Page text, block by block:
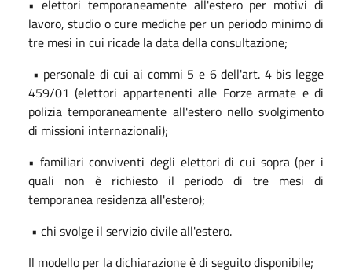
• elettori temporaneamente all'estero per motivi di
lavoro, studio o cure mediche per un periodo minimo di
tre mesi in cui ricade la data della consultazione;
• personale di cui ai commi 5 e 6 dell'art. 4 bis legge
459/01 (elettori appartenenti alle Forze armate e di
polizia temporaneamente all'estero nello svolgimento
di missioni internazionali);
• familiari conviventi degli elettori di cui sopra (per i
quali non è richiesto il periodo di tre mesi di
temporanea residenza all'estero);
• chi svolge il servizio civile all'estero.
Il modello per la dichiarazione è di seguito disponibile;